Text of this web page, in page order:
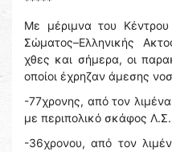
Με μέριμνα του Κέντρου
Σώματος–Ελληνικής
χθες και σήμερα, οι
οποίοι έχρηζαν άμεσης
-77χρονης, από τον
με περιπολικό σκάφος
-36χρονου, από τον